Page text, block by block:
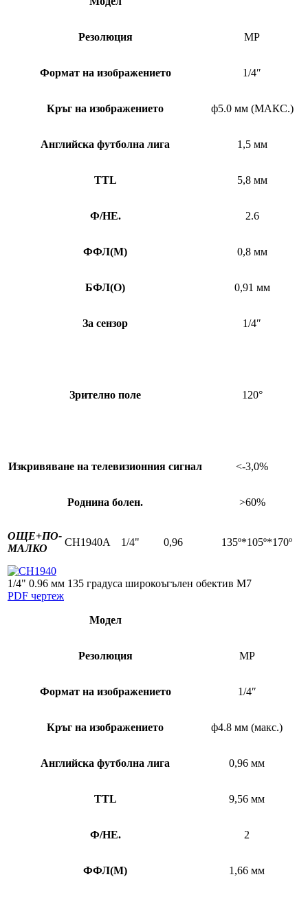
Резолюция MP
Формат на изображението 1/4″
Кръг на изображението ф5.0 мм (МАКС.)
Английска футболна лига 1,5 мм
TTL 5,8 мм
Ф/НЕ. 2.6
ФФЛ(M) 0,8 мм
БФЛ(O) 0,91 мм
За сензор 1/4″
Зрително поле 120°
Изкривяване на телевизионния сигнал <-3,0%
Роднина болен. >60%
ОЩЕ+ПО-
МАЛКО
CH1940A 1/4" 0,96 135º*105º*170º
1/4" 0.96 мм 135 градуса широкоъгълен обектив M7
PDF чертеж
Модел
Резолюция MP
Формат на изображението 1/4″
Кръг на изображението ф4.8 мм (макс.)
Английска футболна лига 0,96 мм
TTL 9,56 мм
Ф/НЕ. 2
ФФЛ(M) 1,66 мм